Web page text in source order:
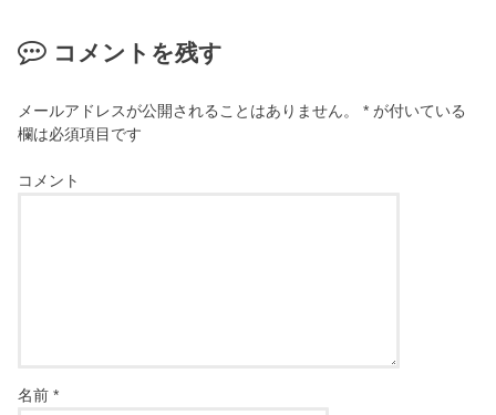
コメントを残す
メールアドレスが公開されることはありません。 * が付いている
欄は必須項目です
コメント
名前*